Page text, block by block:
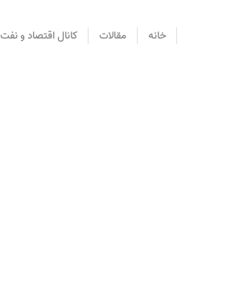
خانه مقالات کانال اقتصاد و نفت